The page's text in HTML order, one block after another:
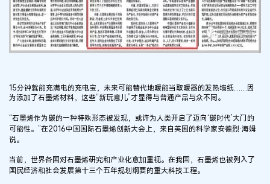
15分钟就能充满电的充电宝，未来可能替代地暖能当取暖器的发热墙纸……因
为添加了石墨烯材料，这些“新玩意儿”才显得与普通产品与众不同。
“石墨烯作为碳的一种特殊形态被发现，或许为人类开启了迈向‘碳时代’大门的
可能性。”在2016中国国际石墨烯创新大会上，来自英国的科学家安德烈·海姆
说。
当前，世界各国对石墨烯研究和产业化愈加重视。在我国，石墨烯也被列入了
国民经济和社会发展第十三个五年规划纲要的重大科技工程。